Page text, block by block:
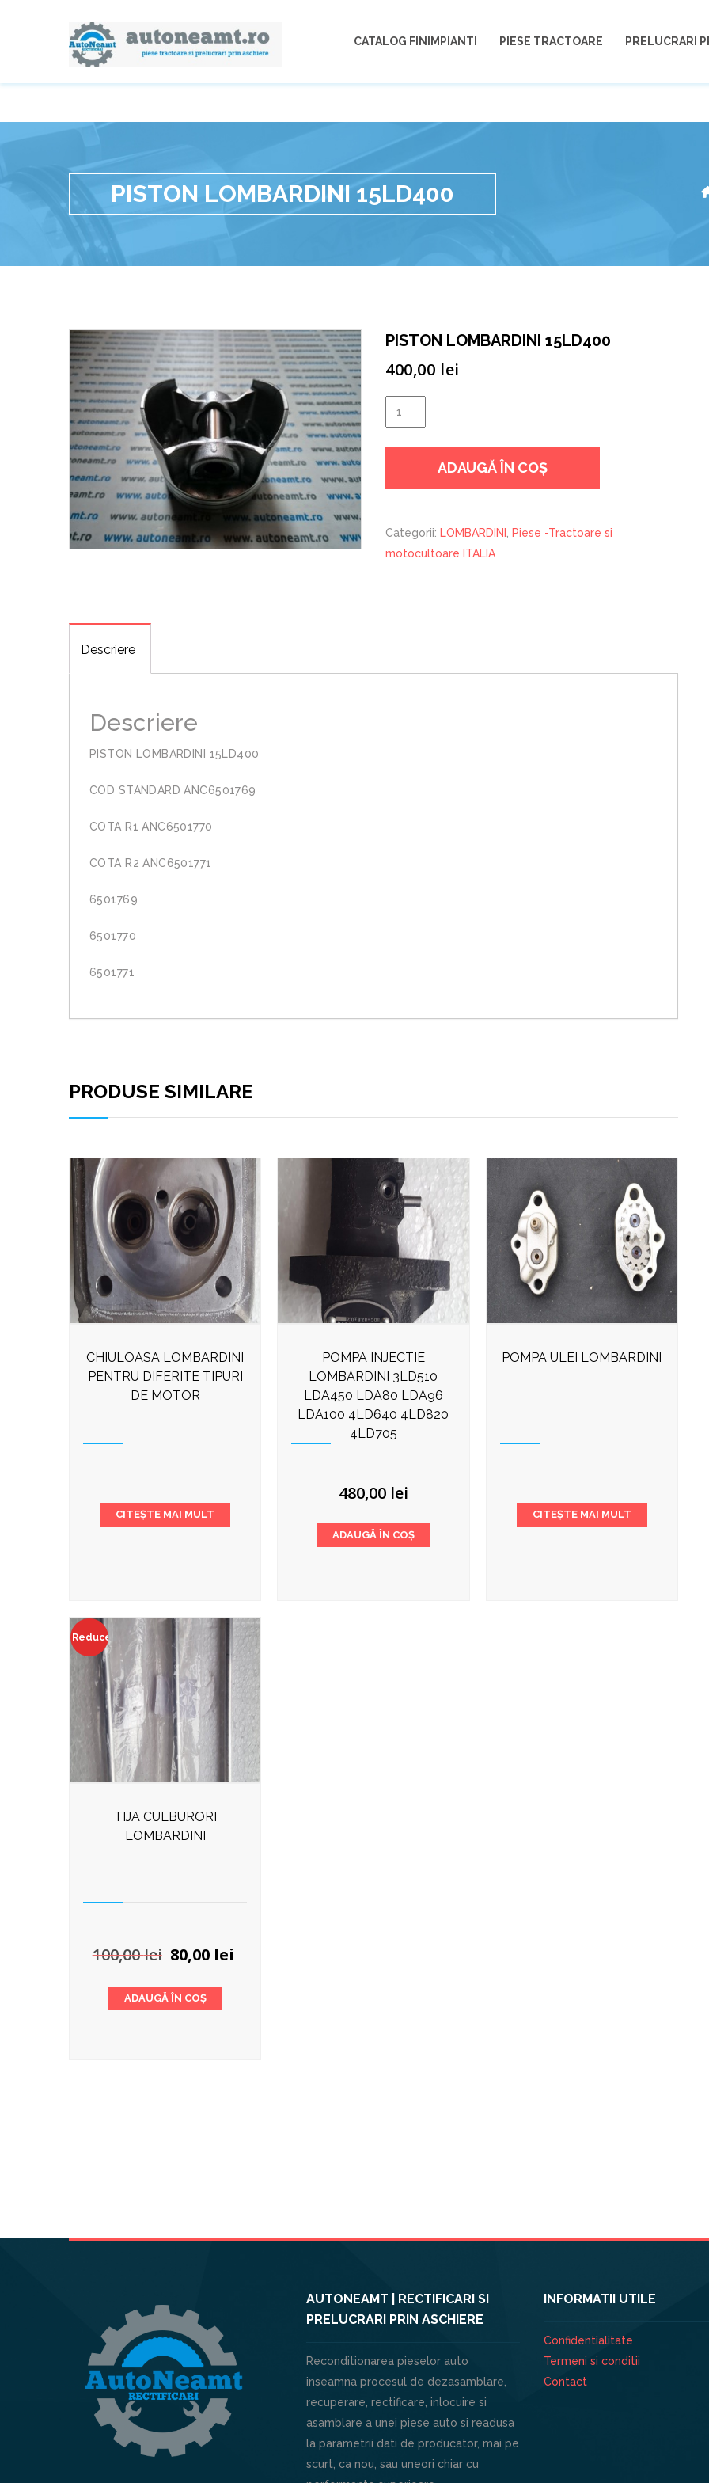
CATALOG FINIMPIANTI PIESE TRACTOARE PRELUCRARI
PISTON LOMBARDINI 15LD400
PISTON LOMBARDINI 15LD400
400,00 lei
PISTON
LOMBARDINI
ADAUGĂ ÎN COȘ
Categorii: LOMBARDINI
Piese -Tractoare si
motocultoare ITALIA
Descriere
Descriere
PISTON LOMBARDINI 15LD400
COD STANDARD ANC6501769
COTA R1 ANC6501770
COTA R2 ANC6501771
6501769
6501770
6501771
PRODUSE SIMILARE
CHIULOASA LOMBARDINI
PENTRU DIFERITE TIPURI
DE MOTOR
CITEȘTE MAI MULT
POMPA INJECTIE
LOMBARDINI 3LD510
LDA450 LDA80 LDA96
LDA100 4LD640 4LD820
4LD705
480,00 lei
ADAUGĂ ÎN COȘ
POMPA ULEI LOMBARDINI
CITEȘTE MAI MULT
Reduceri!
TIJA CULBURORI
LOMBARDINI
100,00lei Prețul
a
fost:
80,00 lei
ADAUGĂ ÎN COȘ
AUTONEAMT | RECTIFICARI SI
PRELUCRARI PRIN ASCHIERE
Reconditionarea pieselor auto
inseamna procesul de dezasamblare,
recuperare, rectificare, inlocuire si
asamblare a unei piese auto si readusa
la parametrii dati de producator, mai pe
scurt, ca nou, sau uneori chiar cu
INFORMATII UTILE
Confidentialitate
Termeni si conditii
Contact